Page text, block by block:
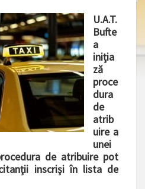
U.A.T.
Bufte
a
iniţia
ză
proce
dura
de
atrib
uire a
unei
de atribuire pot
inscrişi în lista de